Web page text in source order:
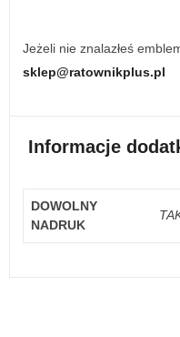
Jeżeli nie znalazłeś
sklep@ratownikplus.pl
Informacje
DOWOLNY
NADRUK